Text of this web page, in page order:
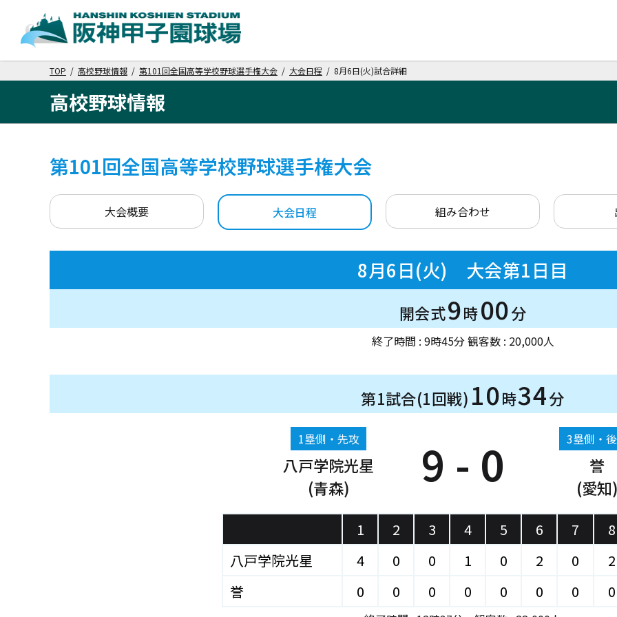
TOP / 高校野球情報 / 第101回全国高等学校野球選手権大会 / 大会日程 / 8月6日(火)試合詳細
高校野球情報
第101回全国高等学校野球選手権大会
大会概要 大会日程 組み合わせ
8月6日(火) 大会第1日目
開会式9時00分
終了時間 : 9時45分 観客数 : 20,000人
第1試合(1回戦) 10時34分
1塁側・先攻
八戸学院光星
(青森)
9 - 0 3塁側・
誉
(愛知)
1 2 3 4 5 6 7 8
八戸学院光星
4 0 0 1 0 2 0 2
誉
0 0 0 0 0 0 0 0